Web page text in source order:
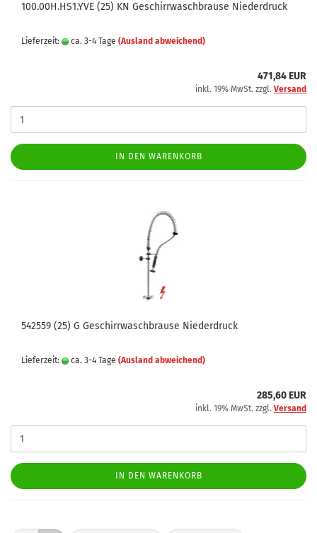
100.00H.HS1.YVE (25) KN Geschirrwaschbrause Niederdruck
Lieferzeit: ca. 3-4 Tage (Ausland abweichend)
471,84 EUR
inkl. 19% MwSt. zzgl. Versand
IN DEN WARENKORB
542559 (25) G Geschirrwaschbrause Niederdruck
Lieferzeit: ca. 3-4 Tage (Ausland abweichend)
285,60 EUR
inkl. 19% MwSt. zzgl. Versand
IN DEN WARENKORB